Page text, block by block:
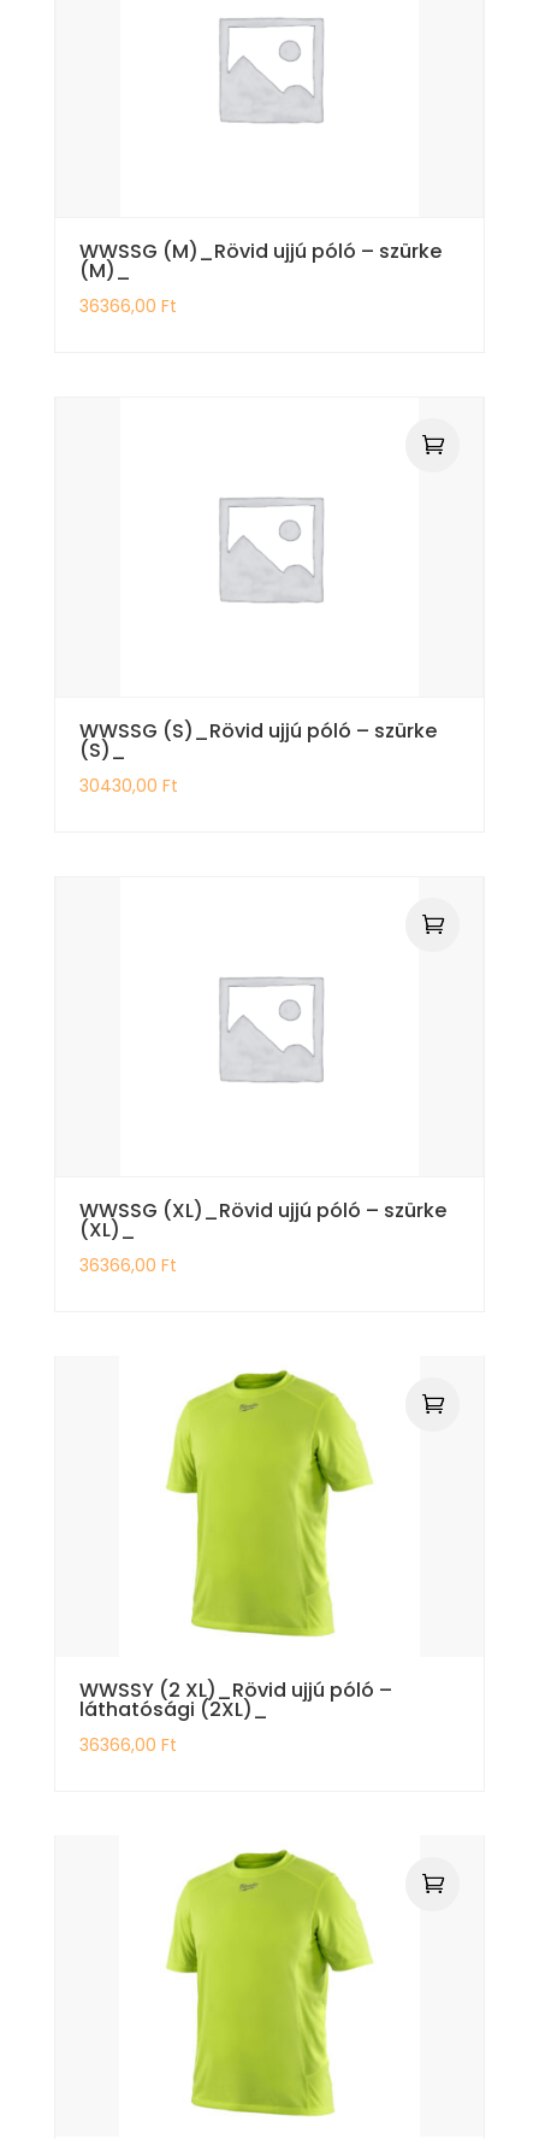
WWSSG (M)_Rövid ujjú póló – szürke
(M)_
36366,00 Ft
WWSSG (S)_Rövid ujjú póló – szürke
(S)_
30430,00 Ft
WWSSG (XL)_Rövid ujjú póló – szürke
(XL)_
36366,00 Ft
WWSSY (2 XL)_Rövid ujjú póló –
láthatósági (2XL)_
36366,00 Ft